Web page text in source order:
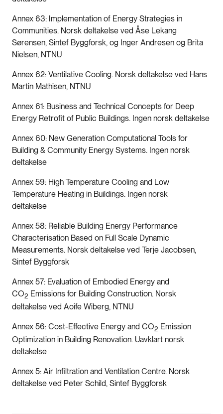
Annex 63: Implementation of Energy Strategies in
Communities. Norsk deltakelse ved Åse Lekang
Sørensen, Sintef Byggforsk, og Inger Andresen og Brita
Nielsen, NTNU
Annex 62: Ventilative Cooling. Norsk deltakelse ved Hans
Martin Mathisen, NTNU
Annex 61: Business and Technical Concepts for Deep
Energy Retrofit of Public Buildings. Ingen norsk deltakelse
Annex 60: New Generation Computational Tools for
Building & Community Energy Systems. Ingen norsk
deltakelse
Annex 59: High Temperature Cooling and Low
Temperature Heating in Buildings. Ingen norsk
deltakelse
Annex 58: Reliable Building Energy Performance
Characterisation Based on Full Scale Dynamic
Measurements. Norsk deltakelse ved Terje Jacobsen,
Sintef Byggforsk
Annex 57: Evaluation of Embodied Energy and
CO2 Emissions for Building Construction. Norsk
deltakelse ved Aoife Wiberg, NTNU
Annex 56: Cost-Effective Energy and CO2 Emission
Optimization in Building Renovation. Uavklart norsk
deltakelse
Annex 5: Air Infiltration and Ventilation Centre. Norsk
deltakelse ved Peter Schild, Sintef Byggforsk